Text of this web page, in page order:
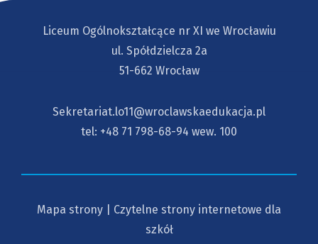
Liceum Ogólnokształcące nr XI we Wrocławiu
ul. Spółdzielcza 2a
51-662 Wrocław
Sekretariat.lo11@wroclawskaedukacja.pl
tel: +48 71 798-68-94 wew. 100
Mapa strony
Czytelne strony internetowe dla
szkół